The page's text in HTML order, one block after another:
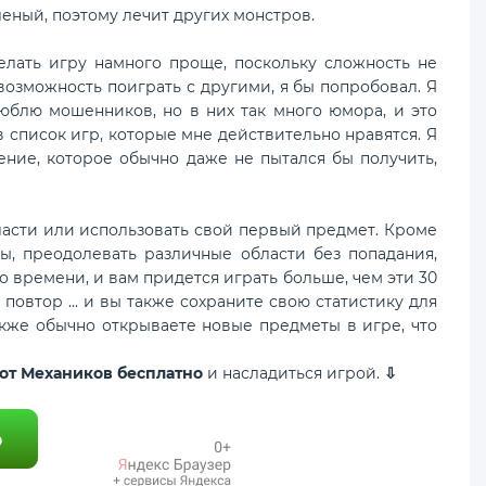
поэтому лечит других монстров.
игру намного проще, поскольку сложность не
поиграть с другими, я бы попробовал. Я
мошенников, но в них так много юмора, и это
игр, которые мне действительно нравятся. Я
которое обычно даже не пытался бы получить,
или использовать свой первый предмет. Кроме
преодолевать различные области без попадания,
времени, и вам придется играть больше, чем эти 30
... и вы также сохраните свою статистику для
обычно открываете новые предметы в игре, что
Механиков бесплатно и насладиться игрой. ⇩